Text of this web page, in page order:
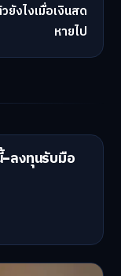
ยังไงเมื่อเงินสด
หายไป
-ลงทุนรับมือ